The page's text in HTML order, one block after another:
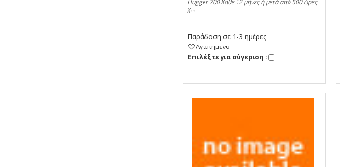
Hugger 700 Κάθε 12 μήνες ή μετά από 500 ώρες
χ...
Παράδοση σε 1-3 ημέρες
Αγαπημένο
Eπιλέξτε για σύγκριση :